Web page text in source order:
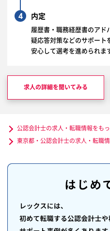
4 内定
履歴書・職務経歴書のア
疑応答対策などのサポート
安心して選考を進められま
求人の詳細を聞いてみる
公認会計士の求人・転職情報をも
東京都・公認会計士の求人・転職